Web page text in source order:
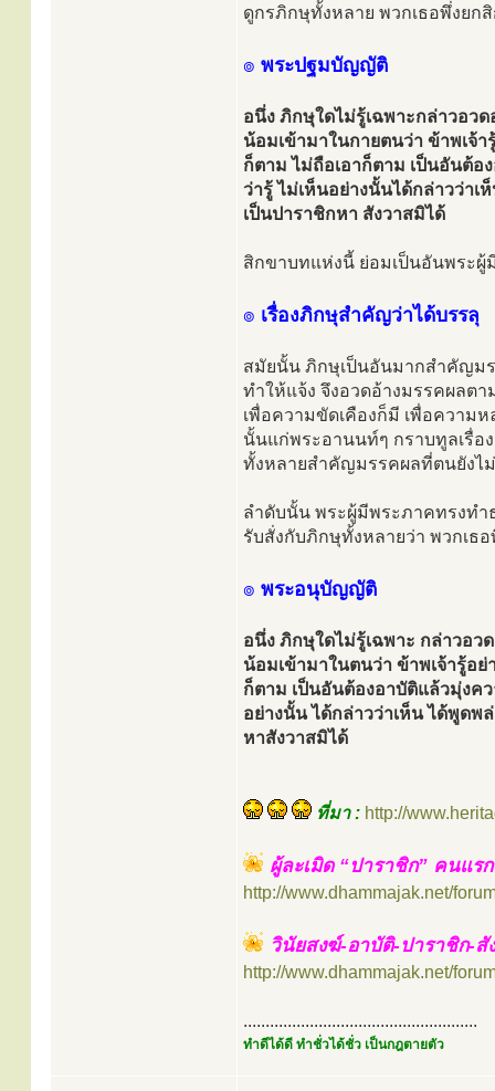
ดูกรภิกษุทั้งหลาย พวกเธอพึ่งยก
๏ พระปฐมบัญญัติ
อนึ่ง ภิกษุใดไม่รู้เฉพาะกล่าวอว
น้อมเข้ามาในกายตนว่า ข้าพเจ้
ก็ตาม ไม่ถือเอาก็ตาม เป็นอันต้อ
ว่ารู้ ไม่เห็นอย่างนั้นได้กล่าวว่าเ
เป็นปาราชิกหา สังวาสมิได้
สิกขาบทแห่งนี้ ย่อมเป็นอันพระ
๏ เรื่องภิกษุสำคัญว่าได้บรรลุ
สมัยนั้น ภิกษุเป็นอันมากสำคัญมร
ทำให้แจ้ง จึงอวดอ้างมรรคผลต
เพื่อความขัดเคืองก็มี เพื่อความห
นั้นแก่พระอานนท์ๆ กราบทูลเรื่
ทั้งหลายสำคัญมรรคผลที่ตนยังไ
ลำดับนั้น พระผู้มีพระภาคทรงทำ
รับสั่งกับภิกษุทั้งหลายว่า พวกเธ
๏ พระอนุบัญญัติ
อนึ่ง ภิกษุใดไม่รู้เฉพาะ กล่าวอว
น้อมเข้ามาในตนว่า ข้าพเจ้ารู้อ
ก็ตาม เป็นอันต้องอาบัติแล้วมุ่งค
อย่างนั้น ได้กล่าวว่าเห็น ได้พูดพ
หาสังวาสมิได้
ที่มา : http://
ผู้ละเมิด “ปาราชิก” คนแร
http://www.dhammajak.net/
วินัยสงฆ์-อาบัติ-ปาราชิก-สั
http://www.dhammajak.net/
.....................................................
ทำดีได้ดี ทำชั่วได้ชั่ว เป็นกฎตายตัว